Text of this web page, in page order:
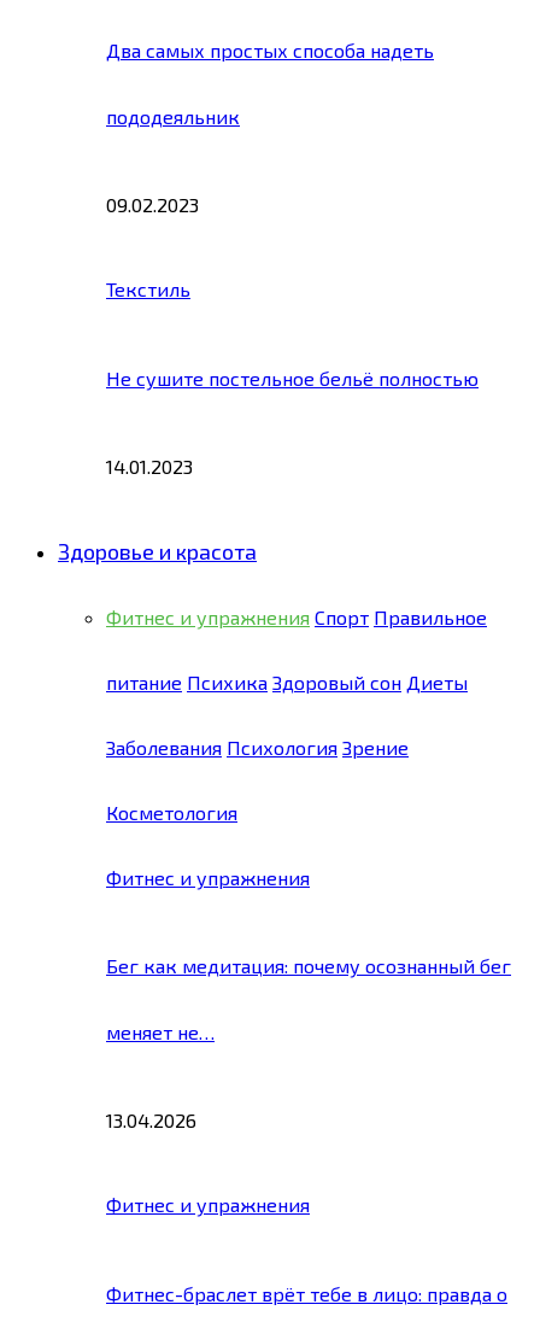
Два самых простых способа надеть
пододеяльник
09.02.2023
Текстиль
Не сушите постельное бельё полностью
14.01.2023
Здоровье и красота
Фитнес и упражнения Спорт Правильное
питание Психика Здоровый сон Диеты
Заболевания Психология Зрение
Косметология
Фитнес и упражнения
Бег как медитация: почему осознанный бег
меняет не…
13.04.2026
Фитнес и упражнения
Фитнес-браслет врёт тебе в лицо: правда о